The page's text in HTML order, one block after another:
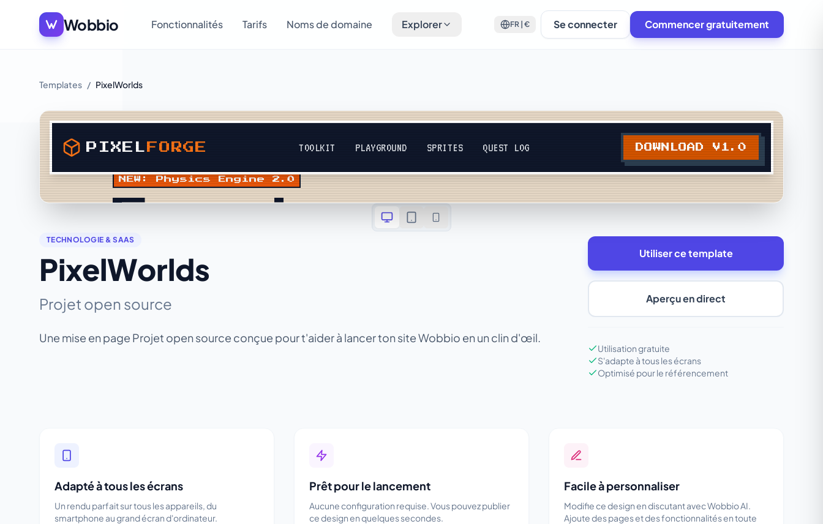
Wobbio Fonctionnalités Tarifs Noms de domaine Explorer FR | € Se connecter Commencer gratuitement
Templates / PixelWorlds
TECHNOLOGIE & SAAS
PixelWorlds
Projet open source
Une mise en page Projet open source conçue pour t'aider à lancer ton site Wobbio en un clin d'œil.
Utiliser ce template
Aperçu en direct
Utilisation gratuite
S'adapte à tous les écrans
Optimisé pour le référencement
Adapté à tous les écrans
Un rendu parfait sur tous les appareils, du
smartphone au grand écran d'ordinateur.
Prêt pour le lancement
Aucune configuration requise. Vous pouvez publier
ce design en quelques secondes.
Facile à personnaliser
Modifie ce design en discutant avec Wobbio AI.
Ajoute des pages et des fonctionnalités en toute